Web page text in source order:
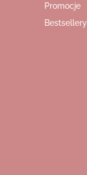
Promocje
Bestsellery